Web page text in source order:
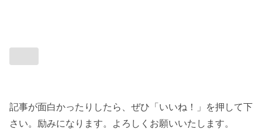
記事が面白かったりしたら、ぜひ「いいね！」を押して下
さい。励みになります。よろしくお願いいたします。